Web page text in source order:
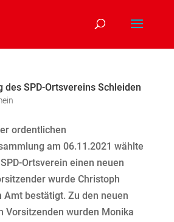
des SPD-Ortsvereins Schleiden
ordentlichen
am 06.11.2021 wählte
Ortsverein einen neuen
wurde Christoph
Amt bestätigt. Zu den neuen
Vorsitzenden wurden Monika